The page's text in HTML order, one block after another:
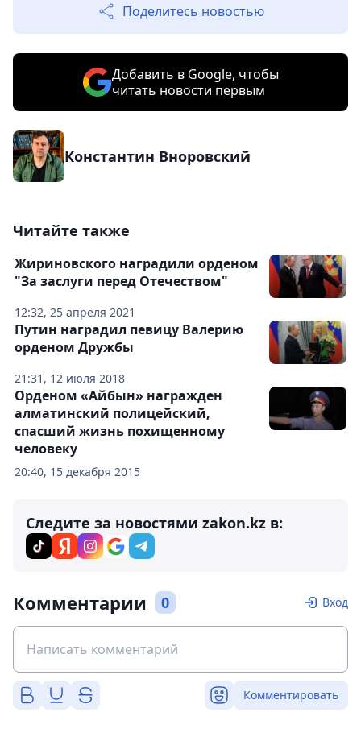
Поделитесь новостью
Добавить в Google, чтобы
читать новости первым
Константин Вноровский
Читайте также
12:32, 25 апреля 2021
Жириновского наградили орденом
"За заслуги перед Отечеством"
21:31, 12 июля 2018
Путин наградил певицу Валерию
орденом Дружбы
20:40, 15 декабря 2015
Орденом «Айбын» награжден
алматинский полицейский,
спасший жизнь похищенному
человеку
Следите за новостями zakon.kz в:
Комментарии 0 Вход
Комментировать